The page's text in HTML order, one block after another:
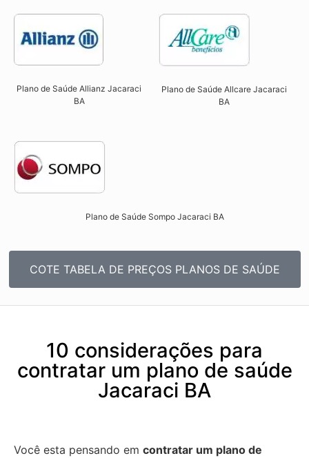
Plano de Saúde Allianz Jacaraci
BA​
Plano de Saúde Allcare Jacaraci
BA​
Plano de Saúde Sompo Jacaraci BA​
COTE TABELA DE PREÇOS PLANOS DE SAÚDE
10 considerações para
contratar um plano de saúde
Jacaraci BA
Você esta pensando em contratar um plano de